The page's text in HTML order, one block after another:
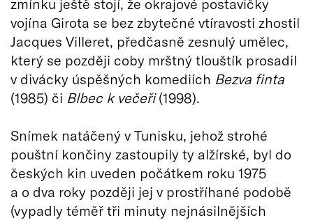
zmínku ještě stojí, že okrajové postavičky
vojína Girota se bez zbytečné vtíravosti zhostil
Jacques Villeret, předčasně zesnulý umělec,
který se později coby mrštný tlouštík prosadil
v divácky úspěšných komediích Bezva finta
(1985) či Blbec k večeři(1998).
Snímek natáčený v Tunisku, jehož strohé
pouštní končiny zastoupily ty alžírské, byl do
českých kin uveden počátkem roku 1975
a o dva roky později jej v prostříhané podobě
(vypadly téměř tři minuty nejnásilnějších